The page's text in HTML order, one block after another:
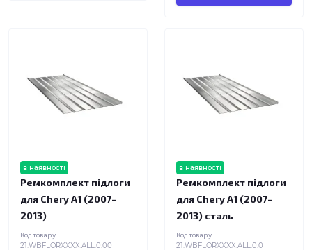
в наявності
Ремкомплект підлоги
для Chery A1 (2007–
2013)
Код товару:
21.WBFLORXXXX.ALL.0.00
в наявності
Ремкомплект підлоги
для Chery A1 (2007–
2013) сталь
Код товару:
21.WBFLORXXXX.ALL.0.0